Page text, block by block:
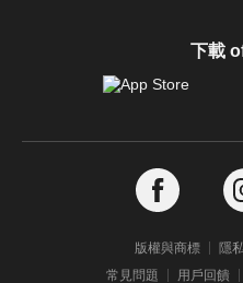
下載
版權與商標 隱
常見問題
用戶回饋